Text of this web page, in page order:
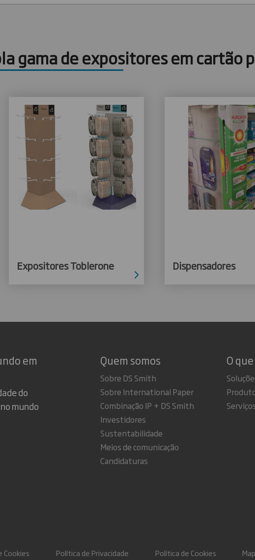
gama de expositores em cartão
Expositores Toblerone Dispensadores
em
do
mundo
Quem somos
Sobre DS Smith
Sobre International Paper
Combinação IP + DS Smith
Investidores
Sustentabilidade
Meios de comunicação
Candidaturas
O
Cookies Política de Privacidade Política de Cookies